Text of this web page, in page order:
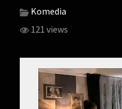
Komedia
121 views